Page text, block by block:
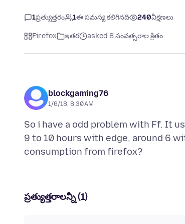
1ప్రత్యుత్తరం 1ఈ సమస్య కలిగినది 240వీక్షణలు
Firefox ఇతర asked 8 సంవత్సరాల క్రితం
blockgaming76
1/6/18, 8:30 AM
So i have a odd problem with Ff. It
9 to 10 hours with edge, around 6
ప్రత్యుత్తరాలన్నీ (1)